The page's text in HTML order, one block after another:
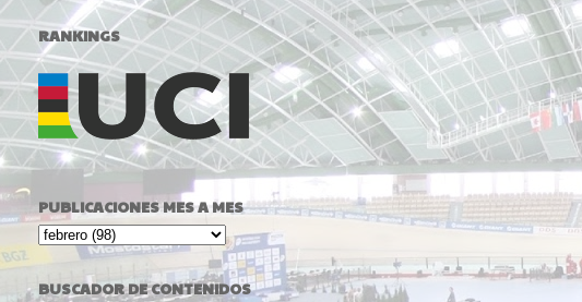
RANKINGS
PUBLICACIONES MES A MES
BUSCADOR DE CONTENIDOS